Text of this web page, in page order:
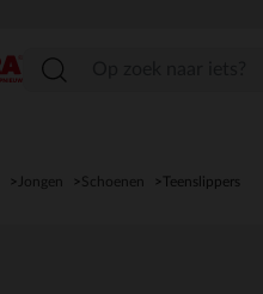
Jongen Schoenen Teenslippers